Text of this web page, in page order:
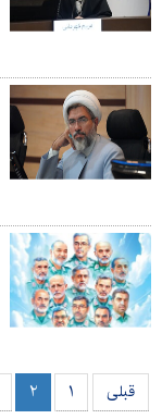
قبلی ۱ ۲